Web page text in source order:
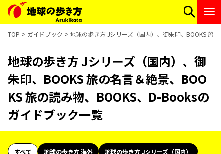
TOP ガイドブック 地球の歩き方 Jシリーズ（国内）、御朱印、BOOKS 旅
地球の歩き方 Jシリーズ（国内）、御
朱印、BOOKS 旅の名言＆絶景、BOO
KS 旅の読み物、BOOKS、D-Booksの
ガイドブック一覧
すべて 地球の歩き方 海外
地球の歩き方 Jシリーズ（国内）